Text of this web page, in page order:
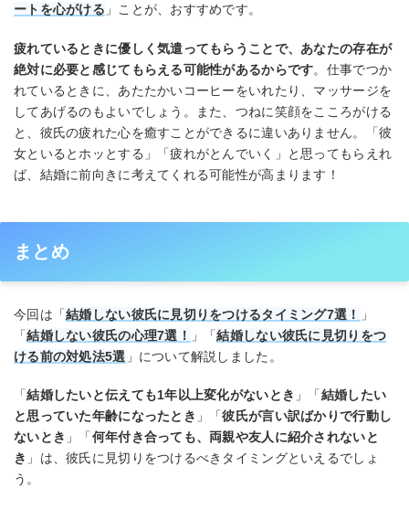
ートを心がける 」ことが、おすすめです。
疲れているときに優しく気遣ってもらうことで、あなたの存在が
絶対に必要と感じてもらえる可能性があるからです。仕事でつか
れているときに、あたたかいコーヒーをいれたり、マッサージを
してあげるのもよいでしょう。また、つねに笑顔をこころがける
と、彼氏の疲れた心を癒すことができるに違いありません。「彼
女といるとホッとする」「疲れがとんでいく」と思ってもらえれ
ば、結婚に前向きに考えてくれる可能性が高まります！
まとめ
今回は「結婚しない彼氏に見切りをつけるタイミング7選！
」
「結婚しない彼氏の心理7選！ 」「結婚しない彼氏に見切りをつ
ける前の対処法5選 」について解説しました。
「結婚したいと伝えても1年以上変化がないとき 」「結婚したい
と思っていた年齢になったとき 」「彼氏が言い訳ばかりで行動し
ないとき 」「何年付き合っても、両親や友人に紹介されないと
き 」は、彼氏に見切りをつけるべきタイミングといえるでしょ
う。